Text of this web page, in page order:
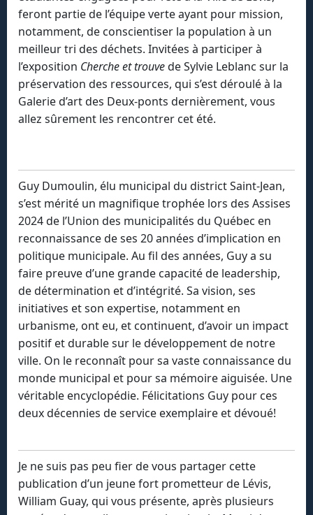
feront partie de l’équipe verte ayant pour mission,
notamment, de conscientiser la population à un
meilleur tri des déchets. Invitées à participer à
l’exposition Cherche et trouvede Sylvie Leblanc sur la
préservation des ressources, qui s’est déroulé à la
Galerie d’art des Deux-ponts dernièrement, vous
allez sûrement les rencontrer cet été.
Guy Dumoulin, élu municipal du district Saint-Jean,
s’est mérité un magnifique trophée lors des Assises
2024 de l’Union des municipalités du Québec en
reconnaissance de ses 20 années d’implication en
politique municipale. Au fil des années, Guy a su
faire preuve d’une grande capacité de leadership,
de détermination et d’intégrité. Sa vision, ses
initiatives et son expertise, notamment en
urbanisme, ont eu, et continuent, d’avoir un impact
positif et durable sur le développement de notre
ville. On le reconnaît pour sa vaste connaissance du
monde municipal et pour sa mémoire aiguisée. Une
véritable encyclopédie. Félicitations Guy pour ces
deux décennies de service exemplaire et dévoué!
Je ne suis pas peu fier de vous partager cette
publication d’un jeune fort prometteur de Lévis,
William Guay, qui vous présente, après plusieurs